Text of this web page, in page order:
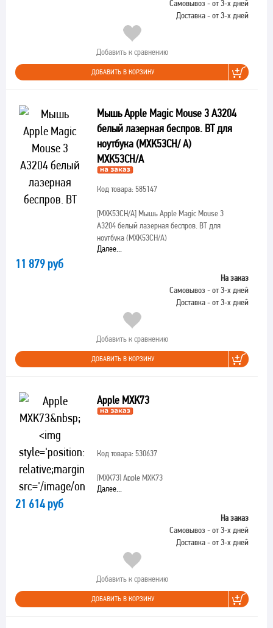
Самовывоз - от 3-х дней
Доставка - от 3-х дней
Добавить к сравнению
ДОБАВИТЬ В КОРЗИНУ
Мышь Apple Magic Mouse 3 A3204
белый лазерная беспров. BT для
ноутбука (MXK53CH/ A)
MXK53CH/A
Код товара: 585147
[MXK53CH/A]Мышь Apple Magic Mouse 3
A3204 белый лазерная беспров. BT для
ноутбука (MXK53CH/A)
Далее...
11 879 руб
На заказ
Самовывоз - от 3-х дней
Доставка - от 3-х дней
Добавить к сравнению
ДОБАВИТЬ В КОРЗИНУ
Apple MXK73
Код товара: 530637
[MXK73]Apple MXK73
Далее...
21 614 руб
На заказ
Самовывоз - от 3-х дней
Доставка - от 3-х дней
Добавить к сравнению
ДОБАВИТЬ В КОРЗИНУ